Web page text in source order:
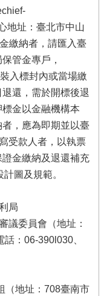
地址：臺北市中山
繳納者，請匯入臺
管金專戶，
入標封內或當場繳
還，需於開標後退
金以金融機構本
，應為即期並以臺
受款人者，以執票
金繳納及退還補充
圖及規範。
局
議委員會（地址：
：06-390l030、
（地址：708臺南市